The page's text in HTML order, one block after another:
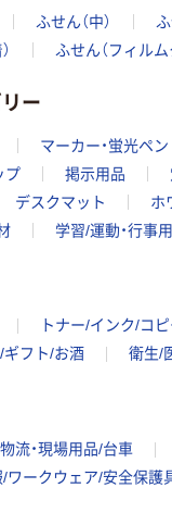
ふせん（中） ふ
ふせん（フィルム
ー
マーカー・蛍光ペン
プ 掲示用品
デスクマット ホ
学習/運動・行事
トナー/インク/コ
ギフト/お酒 衛生/
物流・現場用品/台車
ワークウェア/安全保護
ブルー 1パッ
（2冊入）
カゴへ
75×25mm 蛍
色
￥593~ （